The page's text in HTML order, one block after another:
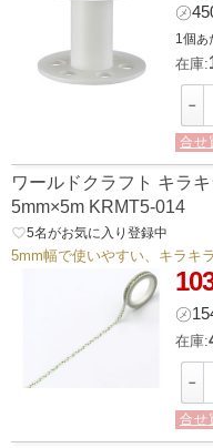
㋱
1個あ
在庫:
－
合せ
ワールドクラフト キラ
5mm×5m KRMT5-014
favorite_border5名がお気に入り登録中
5mm幅で使いやすい、キラキ
㋱
在庫:
－
合せ